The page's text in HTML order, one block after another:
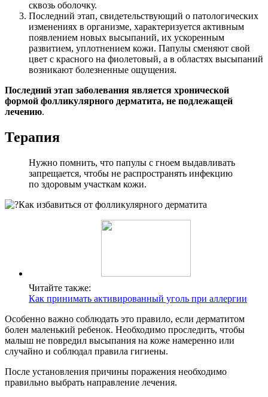
сквозь оболочку.
Последний этап, свидетельствующий о патологических
изменениях в организме, характеризуется активным
появлением новых высыпаний, их ускоренным
развитием, уплотнением кожи. Папулы сменяют свой
цвет с красного на фиолетовый, а в областях высыпаний
возникают болезненные ощущения.
Последний этап заболевания является хронической
формой фолликулярного дерматита, не подлежащей
лечению.
Терапия
Нужно помнить, что папулы с гноем выдавливать
запрещается, чтобы не распространять инфекцию
по здоровым участкам кожи.
Читайте также:
Как принимать активированный уголь при аллергии
Особенно важно соблюдать это правило, если дерматитом
болен маленький ребенок. Необходимо проследить, чтобы
малыш не повредил высыпания на коже намеренно или
случайно и соблюдал правила гигиены.
После установления причины поражения необходимо
правильно выбрать направление лечения.